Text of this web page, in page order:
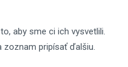
aby sme ci ich vysvetlili.
zoznam pripísať ďalšiu.